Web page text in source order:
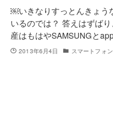
￼いきなりすっとんきょう
いるのでは？ 答えはずば
産はもはやSAMSUNGと
2013年6月4日 スマートフォン